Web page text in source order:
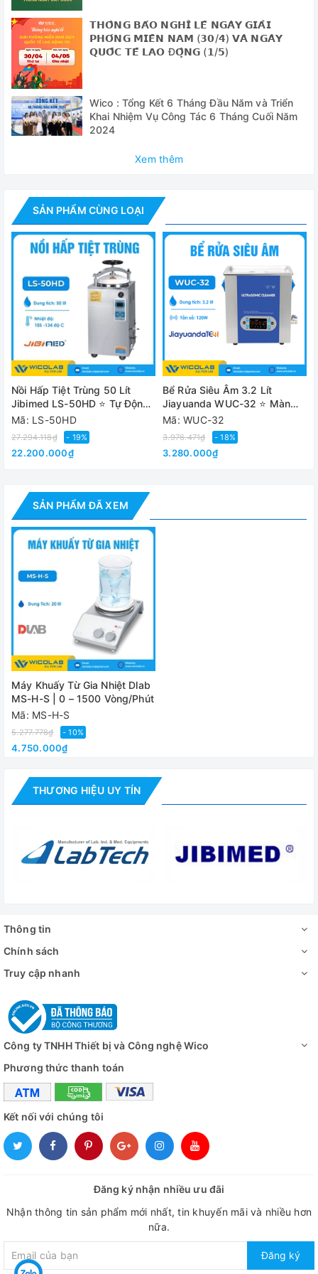
✅ Đèn cảnh báo “HOT” sẽ nháy sáng khi nhiệt độ ở bề mặt
gia nhiệt cao hơn 50 độ C giúp cảnh báo nhiệt độ bề mặt
chio người sử dụng.
✅ Ngoài gia máy còn được trang bị chức năng cảnh báo
giá nhiêt, máy sẽ tự động ngắt gia nhiệt và cảnh báo khi
nhiệt độ bề mặt vượt quá 420 độ C.
Thông số kỹ thuật
Kích thước mặt
khuấy
φ135mm
Mặt gia nhiệt Thép không gỉ phủ Ceramic
Động cơ DC không chổi than
Nguồn vào
động cơ
18W
10W
Công suất 550W
Công suất gia
nhiệt
Nguồn điện
Thể tích tối đa 20 lít (nước)
Chiều dài cá từ
tối đa
80mm
Tốc độ khuấy 0 – 1500 vòng/phút
Độ phân giải tốc
± 1 vòng/phút
-
Dải nhiệt độ Từ nhiệt độ phòng đến 340 độ C, núm
Độ chính xác ±0.5 độ C
Bảo vệ quá
nhiệt
nhiệt độ
-
Cổng kết nối -
Cấp bảo vệ IP42
Trọng lượng
việc
Video - Hình ảnh
𝗧𝗛𝗢̂𝗡𝗚 𝗕𝗔́𝗢 𝗡𝗚𝗛𝗜̉ 𝗟𝗘̂̃ 𝗡𝗚𝗔̀𝗬 𝗚𝗜𝗔̉𝗜
𝗣𝗛𝗢́𝗡𝗚 𝗠𝗜𝗘̂̀𝗡 𝗡𝗔𝗠 (𝟯𝟬/𝟰) 𝗩𝗔̀ 𝗡𝗚𝗔̀𝗬
𝗤𝗨𝗢̂́𝗖 𝗧𝗘̂́ 𝗟𝗔𝗢 Đ𝗢̣̂𝗡𝗚 (𝟭/𝟱)
Wico : Tổng Kết 6 Tháng Đầu Năm và Triển
Khai Nhiệm Vụ Công Tác 6 Tháng Cuối Năm
2024
Xem thêm
SẢN PHẨM CÙNG LOẠI
Nồi Hấp Tiệt Trùng 50 Lít
Jibimed LS-50HD ⭐ Tự Động
Hoàn Toàn
Mã: LS-50HD
27.294.118₫ - 19%
22.200.000₫
Bể Rửa Siêu Âm 3.2 Lít
Jiayuanda WUC-32 ⭐ Màn
Hình LCD
Mã: WUC-32
3.976.471₫ - 18%
3.280.000₫
SẢN PHẨM ĐÃ XEM
Máy Khuấy Từ Gia Nhiệt Dlab
MS-H-S | 0 – 1500 Vòng/Phút
Mã: MS-H-S
5.277.778₫ - 10%
4.750.000₫
THƯƠNG HIỆU UY TÍN
Thông tin
Chính sách
Truy cập nhanh
Công ty TNHH Thiết bị và Công nghệ Wico
Phương thức thanh toán
Kết nối với chúng tôi
Đăng ký nhận nhiều ưu đãi
Nhận thông tin sản phẩm mới nhất, tin khuyến mãi và nhiều hơn
nữa.
Đăng ký